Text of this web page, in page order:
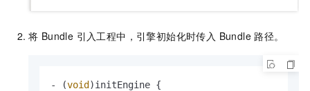
将 Bundle 引入工程中，引擎初始化时传入 Bundle 路径。
- (void )initEngine {